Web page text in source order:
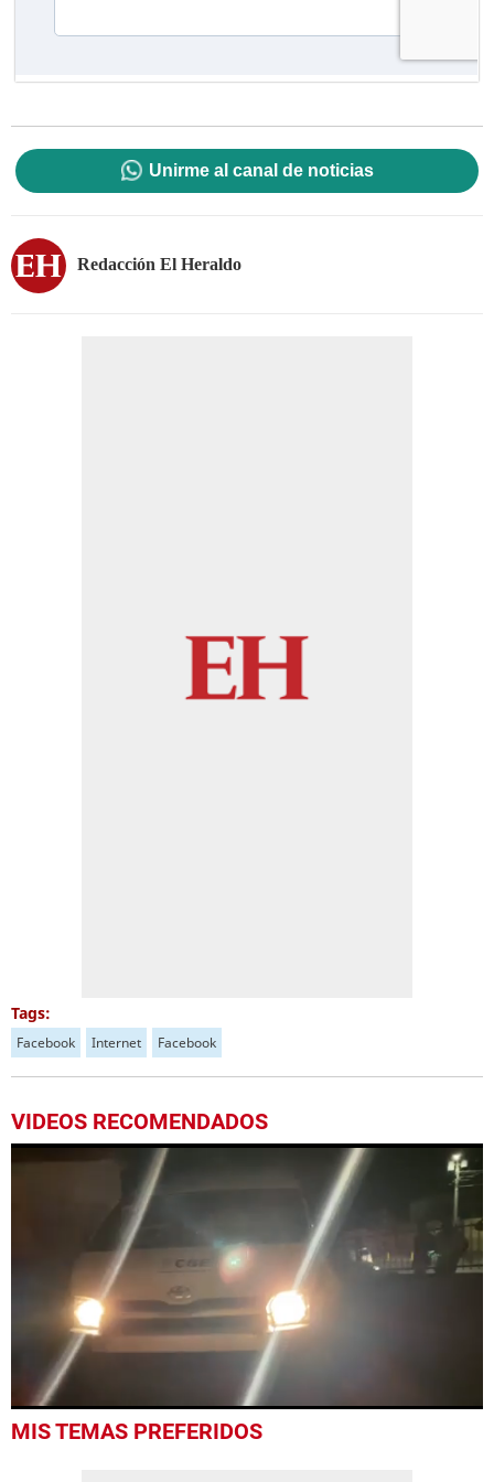
Unirme al canal de noticias
Redacción El Heraldo
Tags:
Facebook Internet Facebook
VIDEOS RECOMENDADOS
seconds
MIS TEMAS PREFERIDOS